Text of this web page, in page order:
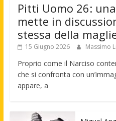
Pitti Uomo 26:
mette in
stessa della
15 Giugno 2026 Massimo
Proprio come il Narciso
che si confronta con
appare, a